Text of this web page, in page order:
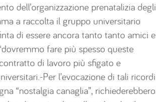
dell’organizzazione prenatalizia degli
a raccolta il gruppo universitario
di essere ancora tanto tanto amici e
fare più spesso queste
di lavoro più sfigato e
Per l’evocazione di tali ricordi
“nostalgia canaglia”, richiederebbero